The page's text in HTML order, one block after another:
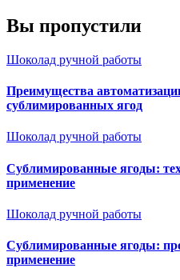
Вы пропустили
Шоколад ручной работы
Преимущества
сублимированных ягод
Шоколад ручной работы
Сублимированные ягоды:
применение
Шоколад ручной работы
Сублимированные ягоды:
применение